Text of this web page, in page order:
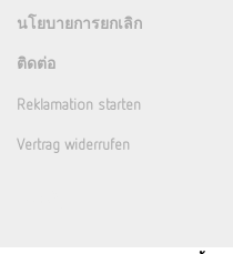
นโยบายการยกเลิก
ติดต่อ
Reklamation starten
Vertrag widerrufen